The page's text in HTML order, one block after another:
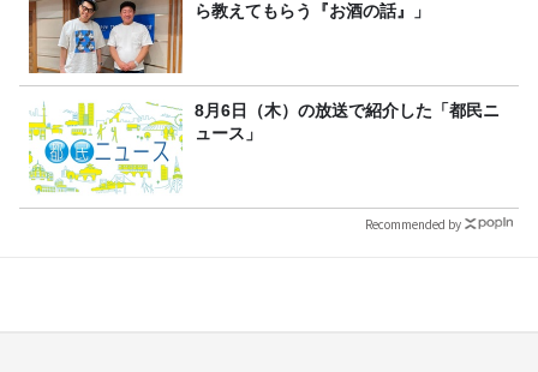
ら教えてもらう『お酒の話』」
8月6日（木）の放送で紹介した「都民ニ
ュース」
Recommended by